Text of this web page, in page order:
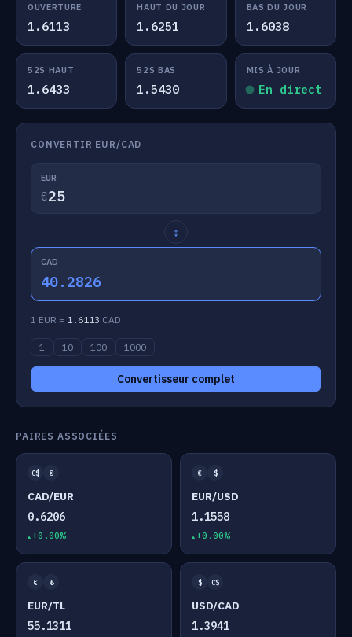
OUVERTURE
1.6113
HAUT DU JOUR
1.6251
BAS DU JOUR
1.6038
52S HAUT
1.6433
52S BAS
1.5430
MIS À JOUR
En direct
CONVERTIR EUR/CAD
EUR
€
↕
CAD
40.2826
1 EUR = 1.6113 CAD
1 10 100 1000
Convertisseur complet
PAIRES ASSOCIÉES
C$ €
CAD/EUR
0.6206
+0.00%
€ $
EUR/USD
1.1558
+0.00%
€ ₺
EUR/TL
55.1311
$ C$
USD/CAD
1.3941